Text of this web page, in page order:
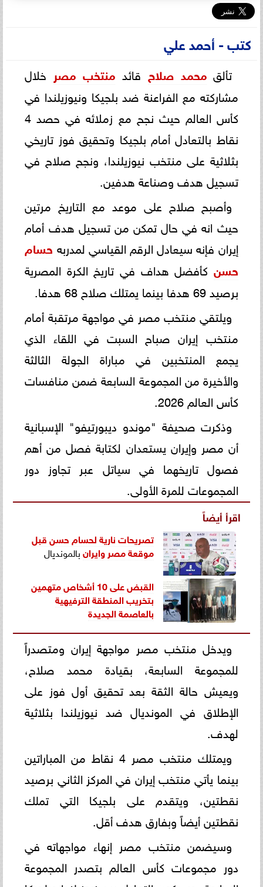
كتب - أحمد علي
تألقمحمد صلاح قائد منتخب مصر خلال
مشاركته مع الفراعنة ضد بلجيكا ونيوزيلندا في
كأس العالم حيث نجح مع زملائه في حصد 4
نقاط بالتعادل أمام بلجيكا وتحقيق فوز تاريخي
بثلاثية على منتخب نيوزيلندا، ونجح صلاح في
تسجيل هدف وصناعة هدفين.
وأصبح صلاح على موعد مع التاريخ مرتين
حيث انه في حال تمكن من تسجيل هدف أمام
إيران فإنه سيعادل الرقم القياسي لمدربه حسام
حسن كأفضل هداف في تاريخ الكرة المصرية
برصيد 69 هدفا بينما يمتلك صلاح 68 هدفا.
ويلتقي منتخب مصر في مواجهة مرتقبة أمام
منتخب إيران صباح السبت في اللقاء الذي
يجمع المنتخبين في مباراة الجولة الثالثة
والأخيرة من المجموعة السابعة ضمن منافسات
كأس العالم 2026.
وذكرت صحيفة "موندو ديبورتيفو" الإسبانية
أن مصر وإيران يستعدان لكتابة فصل من أهم
فصول تاريخهما في سياتل عبر تجاوز دور
المجموعات للمرة الأولى.
اقرأ أيضاً
تصريحات نارية لحسام حسن قبل
موقعة مصر وايرانبالمونديال
القبض على 10 أشخاص متهمين
بتخريب المنطقة الترفيهية
بالعاصمة الجديدة
ويدخل منتخب مصر مواجهة إيران ومتصدراً
للمجموعة السابعة، بقيادة محمد صلاح،
ويعيش حالة الثقة بعد تحقيق أول فوز على
الإطلاق في المونديال ضد نيوزيلندا بثلاثية
لهدف.
ويمتلك منتخب مصر 4 نقاط من المباراتين
بينما يأتي منتخب إيران في المركز الثاني برصيد
نقطتين، ويتقدم على بلجيكا التي تملك
نقطتين أيضاً وبفارق هدف أقل.
وسيضمن منتخب مصر إنهاء مواجهاته في
دور مجموعات كأس العالم بتصدر المجموعة